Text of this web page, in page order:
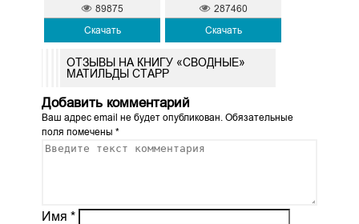
Скачать
89875
Скачать
287460
ОТЗЫВЫ НА КНИГУ «СВОДНЫЕ»
МАТИЛЬДЫ СТАРР
Добавить комментарий
Ваш адрес email не будет опубликован. Обязательные
поля помечены *
Имя *